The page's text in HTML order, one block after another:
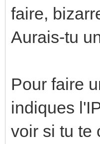
faire,
Aurais-tu
Pour faire
indiques
voir si tu te